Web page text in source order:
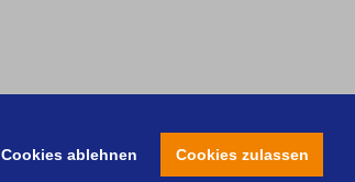
Cookies ablehnen Cookies zulassen